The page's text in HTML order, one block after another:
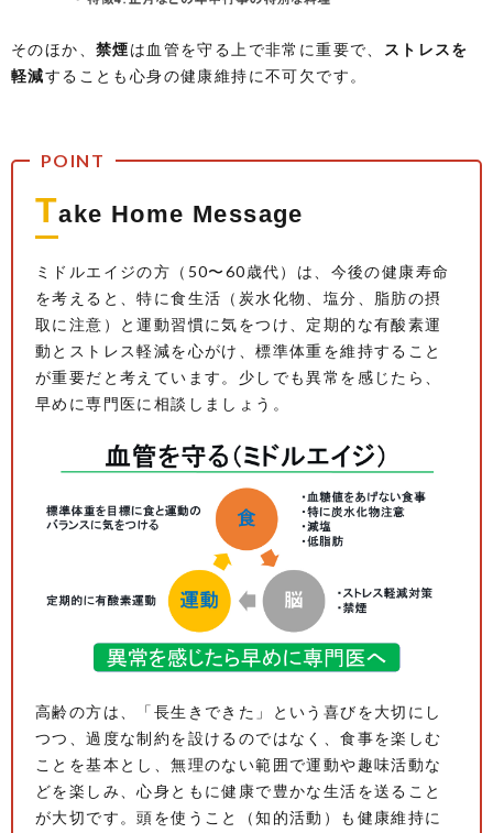
そのほか、 禁煙は血管を守る上で非常に重要で、
ストレスを
軽減することも心身の健康維持に不可欠です。
Take Home Message
ミドルエイジの方（50〜60歳代）は、今後の健康寿命
を考えると、特に食生活（炭水化物、塩分、脂肪の摂
取に注意）と運動習慣に気をつけ、定期的な有酸素運
動とストレス軽減を心がけ、標準体重を維持すること
が重要だと考えています。少しでも異常を感じたら、
早めに専門医に相談しましょう。
高齢の方は、「長生きできた」という喜びを大切にし
つつ、過度な制約を設けるのではなく、食事を楽しむ
ことを基本とし、無理のない範囲で運動や趣味活動な
どを楽しみ、心身ともに健康で豊かな生活を送ること
が大切です。頭を使うこと（知的活動）も健康維持に